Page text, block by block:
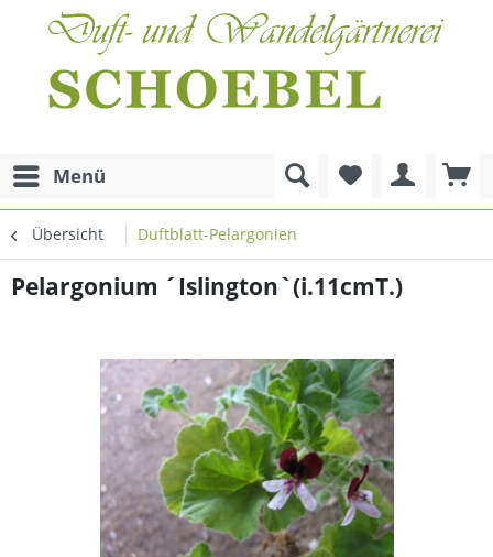
Menü
Übersicht Duftblatt-Pelargonien
Pelargonium ´Islington`(i.11cmT.)